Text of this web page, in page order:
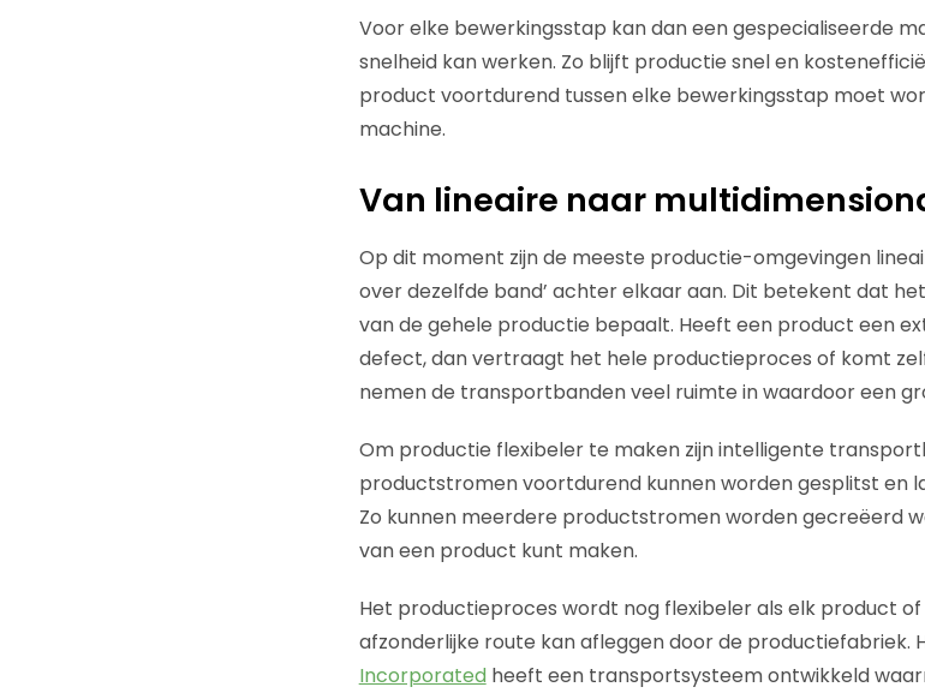
Voor elke bewerkingsstap kan dan een gespecialiseerde
snelheid kan werken. Zo blijft productie snel en
product voortdurend tussen elke bewerkingsstap moet
machine.
Van lineaire naar
Op dit moment zijn de meeste productie-omgevingen
over dezelfde band’ achter elkaar aan. Dit betekent dat
van de gehele productie bepaalt. Heeft een product een
defect, dan vertraagt het hele productieproces of komt
nemen de transportbanden veel ruimte in waardoor een
Om productie flexibeler te maken zijn intelligente
productstromen voortdurend kunnen worden gesplitst en
Zo kunnen meerdere productstromen worden gecreëerd
van een product kunt maken.
Het productieproces wordt nog flexibeler als elk product
afzonderlijke route kan afleggen door de productiefabriek.
Incorporated heeft een transportsysteem ontwikkeld